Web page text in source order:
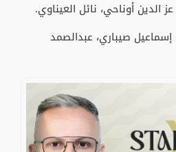
أوناحي، نائل العيناوي.
إسماعيل صيباري، عبدالصمد